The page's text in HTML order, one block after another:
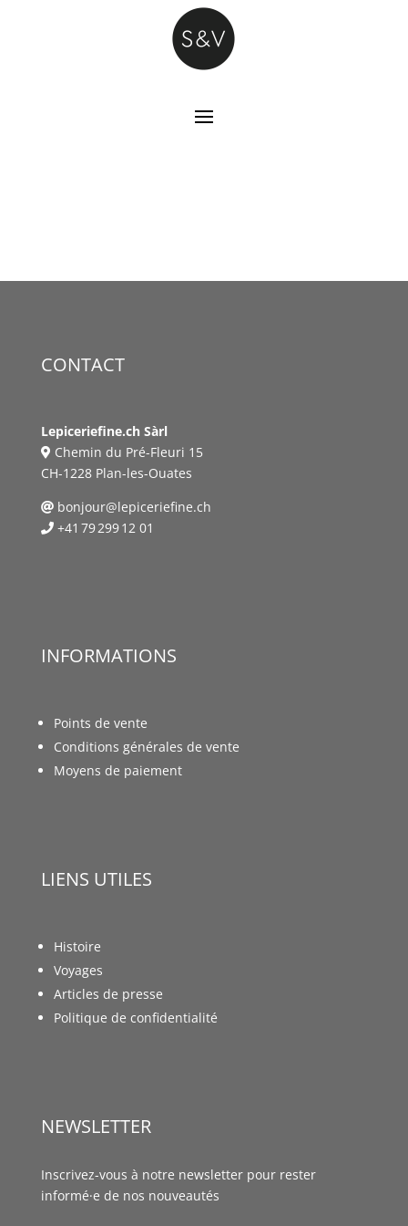
CONTACT
Lepiceriefine.ch Sàrl
Chemin du Pré-Fleuri 15
CH-1228 Plan-les-Ouates
bonjour@lepiceriefine.ch
+41 79 299 12 01
INFORMATIONS
Points de vente
Conditions générales de vente
Moyens de paiement
LIENS UTILES
Histoire
Voyages
Articles de presse
Politique de confidentialité
NEWSLETTER
Inscrivez-vous à notre newsletter pour rester
informé·e de nos nouveautés